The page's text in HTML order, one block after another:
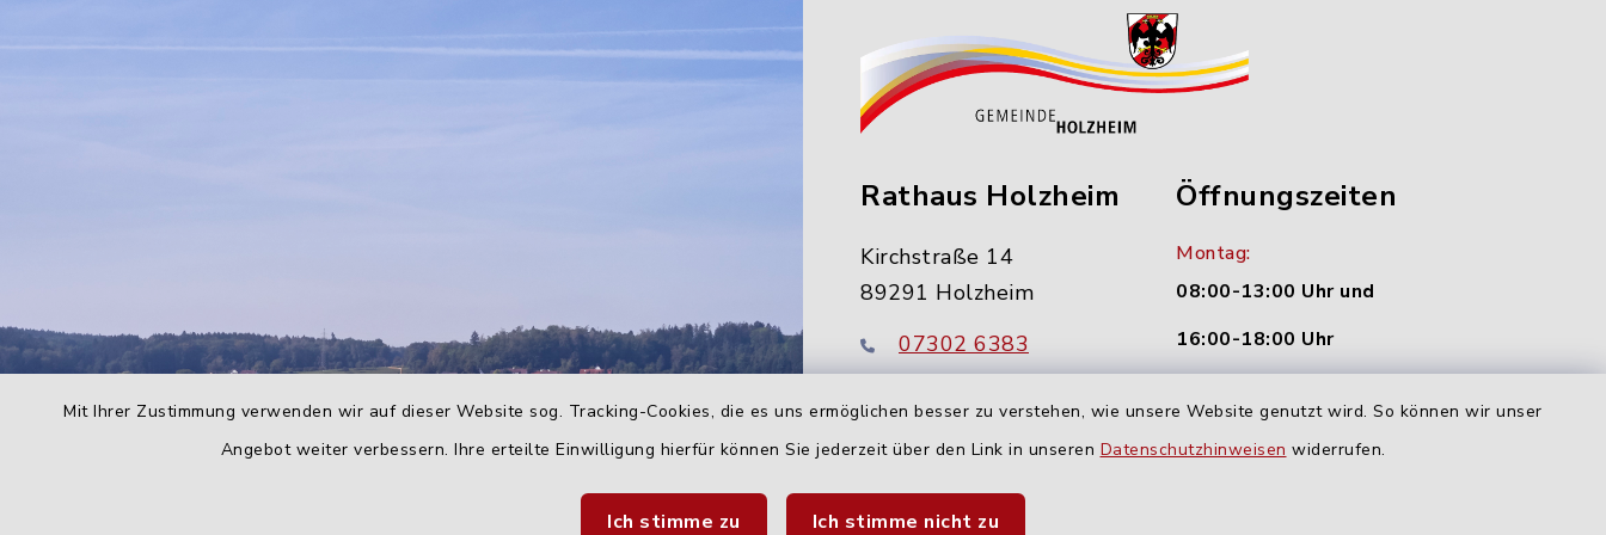
Mit Ihrer Zustimmung verwenden wir auf dieser Website sog. Tracking-Cookies, die es uns ermöglichen besser zu verstehen, wie unsere Website genutzt wird. So können wir unser
Angebot weiter verbessern. Ihre erteilte Einwilligung hierfür können Sie jederzeit über den Link in unseren Datenschutzhinweisen widerrufen.
Ich stimme zu Ich stimme nicht zu
Rathaus Holzheim
Kirchstraße 14
89291 Holzheim
07302 6383
info@holzheim-nu.de
Öffnungszeiten
Montag:
08:00-13:00 Uhr und
16:00-18:00 Uhr